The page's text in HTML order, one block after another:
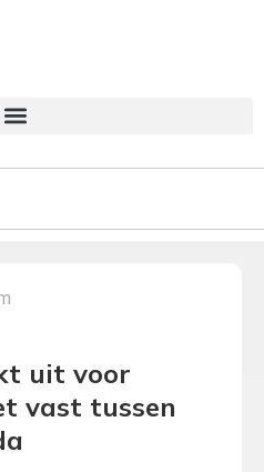
uit voor
vast tussen